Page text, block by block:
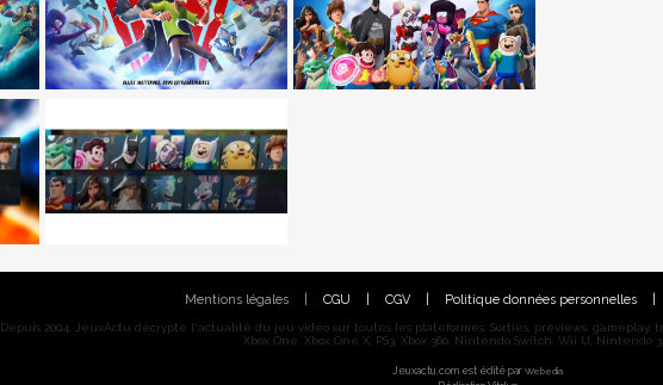
Mentions légales CGU CGV Politique données personnelles
Depuis 2004, JeuxActu décrypte l'actualité du jeu vidéo sur toutes les plateformes. Sorties, previews, gameplay,
Xbox One, Xbox One X, PS3, Xbox 360, Nintendo Switch, Wii U, Nintendo
Jeuxactu.com est édité par Webedia